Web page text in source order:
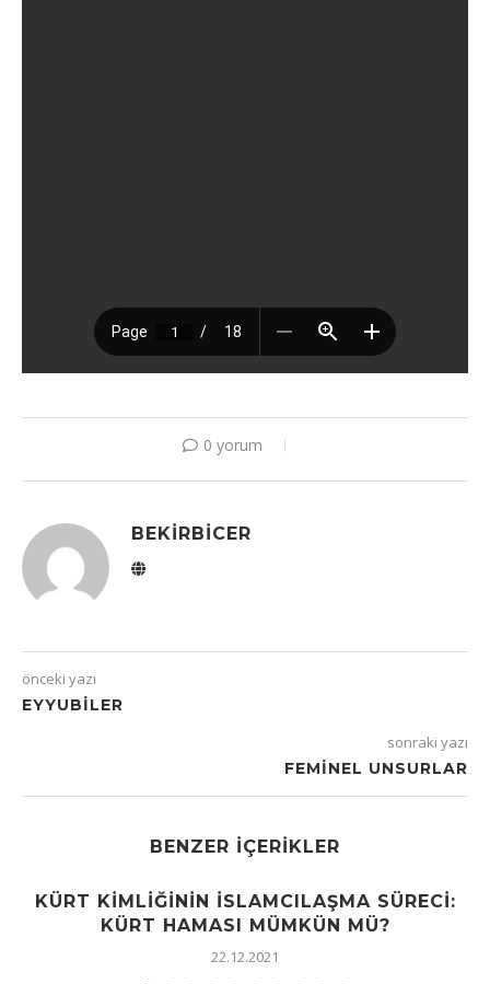
0 yorum
BEKIRBICER
önceki yazı
EYYUBILER
sonraki yazı
FEMINEL UNSURLAR
BENZER İÇERIKLER
KÜRT KIMLIĞININ İSLAMCILAŞMA SÜRECI:
KÜRT HAMASI MÜMKÜN MÜ?
22.12.2021